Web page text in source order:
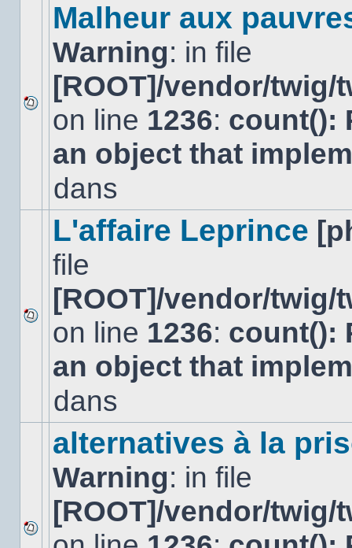
Aucun
nouveau
message
non-
dans
Malheur aux
Warning: in file
[ROOT]/vendor/
on line 1236: count():
an object that
dans
Aucun
nouveau
message
non-
dans
L'affaire Leprince
file
[ROOT]/vendor/
on line 1236: count():
an object that
dans
Aucun
alternatives à la
Warning: in file
[ROOT]/vendor/